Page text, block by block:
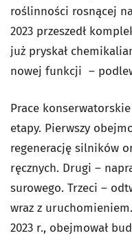
roślinności rosnącej
2023 przeszedł
już pryskał
nowej funkcji –
Prace
etapy. Pierwszy
regenerację silników
ręcznych. Drugi –
surowego. Trzeci –
wraz z
2023 r., obejmował